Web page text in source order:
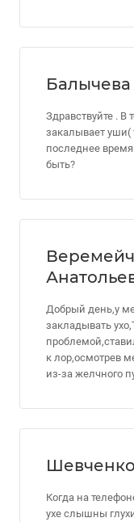
Здравствуйте . В
закалывает уши(
последнее
быть?
Добрый день,у
закладывать
к лор,осмотрев
из-за желчного
Когда на
ухе слышны